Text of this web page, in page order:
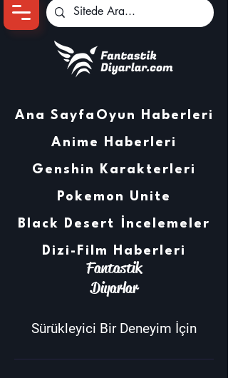
Ana Sayfa Oyun Haberleri
Anime Haberleri
Genshin Karakterleri
Pokemon Unite
Black Desert İncelemeler
Dizi-Film Haberleri
Fantastik
Diyarlar
Sürükleyici Bir Deneyim İçin